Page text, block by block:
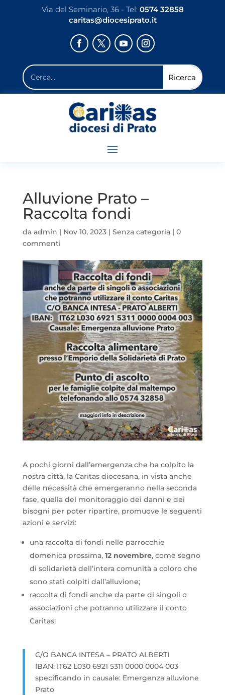
Via del Seminario, 36 - Tel: 0574 32858
caritas@diocesiprato.it
Alluvione Prato –
Raccolta fondi
da admin | Nov 10, 2023| Senza categoria| 0
commenti
A pochi giorni dall’emergenza che ha colpito la
nostra città, la Caritas diocesana, in vista anche
delle necessità che emergeranno nella seconda
fase, quella del monitoraggio dei danni e dei
bisogni per poter ripartire, promuove le seguenti
azioni e servizi:
una raccolta di fondi nelle parrocchie
domenica prossima, 12 novembre, come segno
di solidarietà dell’intera comunità a coloro che
sono stati colpiti dall’alluvione;
raccolta di fondi anche da parte di singoli o
associazioni che potranno utilizzare il conto
Caritas;
C/O BANCA INTESA – PRATO ALBERTI
IBAN: IT62 L030 6921 5311 0000 0004 003
specificando in causale: Emergenza alluvione
Prato